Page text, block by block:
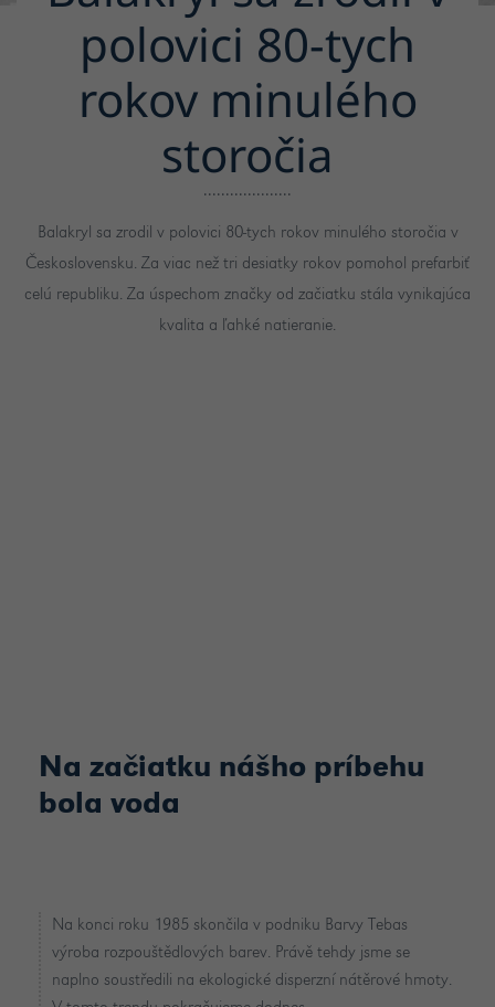
polovici 80-tych
rokov minulého
storočia
Balakryl sa zrodil v polovici 80-tych rokov minulého storočia v
Československu. Za viac než tri desiatky rokov pomohol prefarbiť
celú republiku. Za úspechom značky od začiatku stála vynikajúca
kvalita a ľahké natieranie.
Na začiatku nášho príbehu
bola voda
Na konci roku 1985 skončila v podniku Barvy Tebas
výroba rozpouštědlových barev. Právě tehdy jsme se
naplno soustředili na ekologické disperzní nátěrové hmoty.